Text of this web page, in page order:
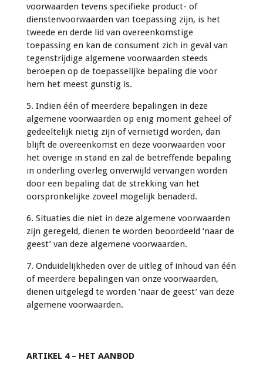
voorwaarden tevens specifieke product- of
dienstenvoorwaarden van toepassing zijn, is het
tweede en derde lid van overeenkomstige
toepassing en kan de consument zich in geval van
tegenstrijdige algemene voorwaarden steeds
beroepen op de toepasselijke bepaling die voor
hem het meest gunstig is.
5. Indien één of meerdere bepalingen in deze
algemene voorwaarden op enig moment geheel of
gedeeltelijk nietig zijn of vernietigd worden, dan
blijft de overeenkomst en deze voorwaarden voor
het overige in stand en zal de betreffende bepaling
in onderling overleg onverwijld vervangen worden
door een bepaling dat de strekking van het
oorspronkelijke zoveel mogelijk benaderd.
6. Situaties die niet in deze algemene voorwaarden
zijn geregeld, dienen te worden beoordeeld ‘naar de
geest’ van deze algemene voorwaarden.
7. Onduidelijkheden over de uitleg of inhoud van één
of meerdere bepalingen van onze voorwaarden,
dienen uitgelegd te worden ‘naar de geest’ van deze
algemene voorwaarden.
ARTIKEL 4 – HET AANBOD